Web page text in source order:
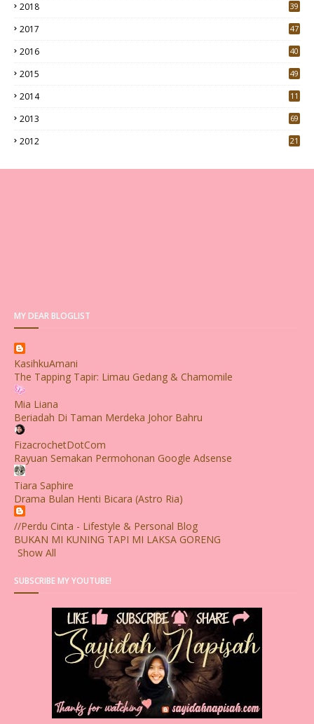
2018
39
2017
47
2016
40
2015
49
2014 11
2013 69
2012 21
MY DEAR BLOGLIST
KasihkuAmani
The Tapping Tapir: Limau Gedang & Chamomile
Mia Liana
Beriadah Di Taman Merdeka Johor Bahru
FizacrochetDotCom
Rayuan Semakan Permohonan Google Adsense
Tiara Saphire
Drama Bulan Henti Bicara (Astro Ria)
//Perdu Cinta - Lifestyle & Personal Blog
BUKAN MI KUNING TAPI MI LAKSA GORENG
Show All
SUBSCRIBE MY YOUTUBE!